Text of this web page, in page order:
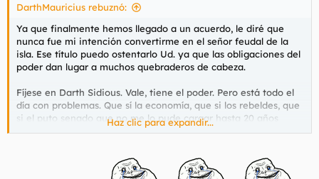
DarthMauricius rebuznó:
Ya que finalmente hemos llegado a un acuerdo, le diré que
nunca fue mi intención convertirme en el señor feudal de la
isla. Ese título puedo ostentarlo Ud. ya que las obligaciones del
poder dan lugar a muchos quebraderos de cabeza.
Fíjese en Darth Sidious. Vale, tiene el poder. Pero está todo el
día con problemas. Que sí la economía, que si los rebeldes, que
si el puto senado que no me lo pude cargar hasta 20 años
después de declararme emperador, etc. Al final quién se
cargandose a rebeldes podemitas.
Haz clic para expandir...